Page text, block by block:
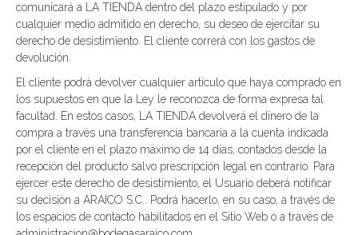
comunicará a LA TIENDA dentro del plazo estipulado y por
cualquier medio admitido en derecho, su deseo de ejercitar su
derecho de desistimiento. El cliente correrá con los gastos de
devolución.
El cliente podrá devolver cualquier artículo que haya comprado en
los supuestos en que la Ley le reconozca de forma expresa tal
facultad. En estos casos, LA TIENDA devolverá el dinero de la
compra a través una transferencia bancaria a la cuenta indicada
por el cliente en el plazo máximo de 14 días, contados desde la
recepción del producto salvo prescripción legal en contrario. Para
ejercer este derecho de desistimiento, el Usuario deberá notificar
su decisión a ARAICO S.C.. Podrá hacerlo, en su caso, a través de
los espacios de contacto habilitados en el Sitio Web o a través de